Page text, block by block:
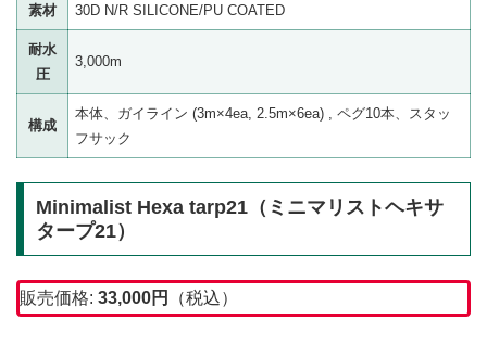
素材 30D N/R SILICONE/PU COATED
耐水
圧
3,000m
構成
本体、ガイライン (3m×4ea, 2.5m×6ea) , ペグ10本、スタッ
フサック
Minimalist Hexa tarp21（ミニマリストヘキサ
タープ21）
販売価格: 33,000円 （税込）